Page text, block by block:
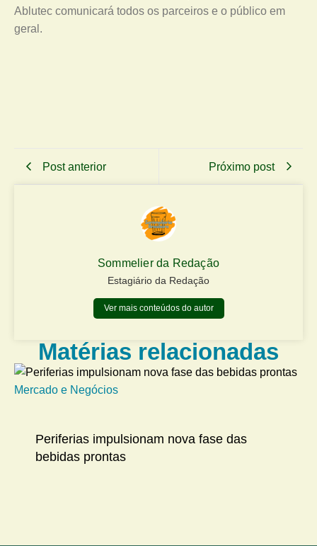
Ablutec comunicará todos os parceiros e o público em
geral.
Post anterior Próximo post
Sommelier da Redação
Estagiário da Redação
Ver mais conteúdos do autor
Matérias relacionadas
Mercado e Negócios
Periferias impulsionam nova fase das
bebidas prontas